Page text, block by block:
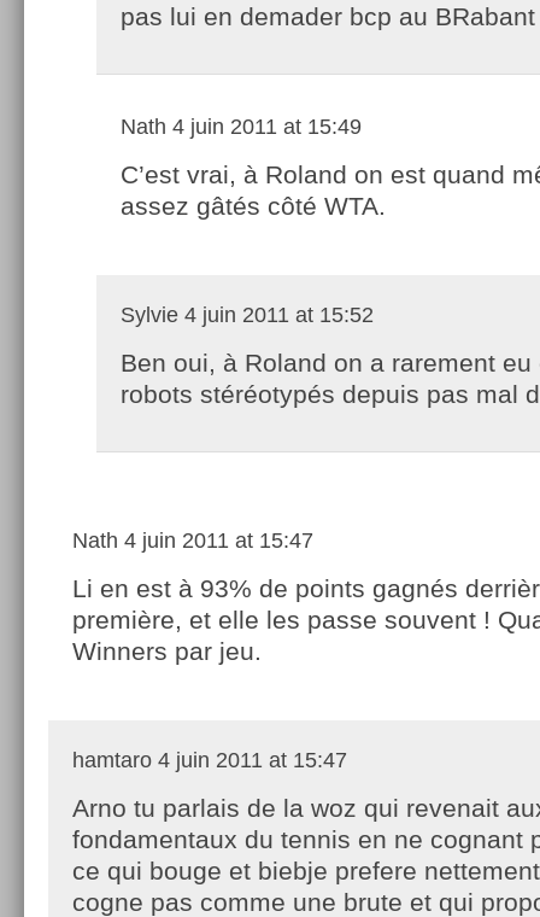
pas lui en demader bcp au BRabant
Nath 4 juin 2011 at 15:49
C’est vrai, à Roland on est quand
assez gâtés côté WTA.
Sylvie 4 juin 2011 at 15:52
Ben oui, à Roland on a rarement eu
robots stéréotypés depuis pas mal
Nath 4 juin 2011 at 15:47
Li en est à 93% de points gagnés
première, et elle les passe souvent !
Winners par jeu.
hamtaro 4 juin 2011 at 15:47
Arno tu parlais de la woz qui revenait
fondamentaux du tennis en ne cognant
ce qui bouge et biebje prefere
cogne pas comme une brute et qui